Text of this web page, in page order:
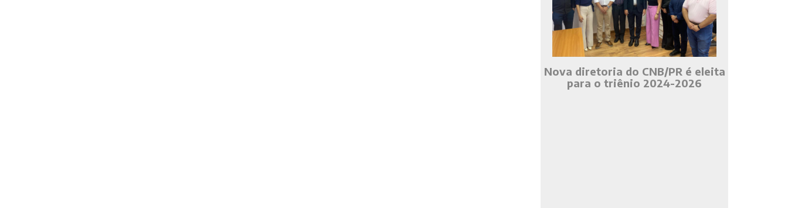
Nova diretoria do CNB/PR é eleita
para o triênio 2024-2026